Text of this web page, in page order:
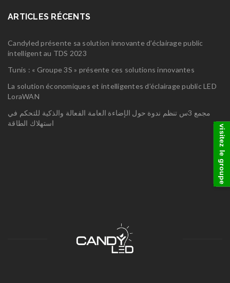
ARTICLES RÉCENTS
Candyled présente sa solution innovante d’éclairage public
intelligent au TDS 2023
Tunis : « Groupe 3S » présente ces solutions innovantes
La solution économiques et intelligentes d’éclairage public LED
LoraWAN
مجمع 3س تنظم ندوة حول الإضاءة العامة الفعالة والذكية للتحكم في
استهلاك الطاقة
visitez le groupe